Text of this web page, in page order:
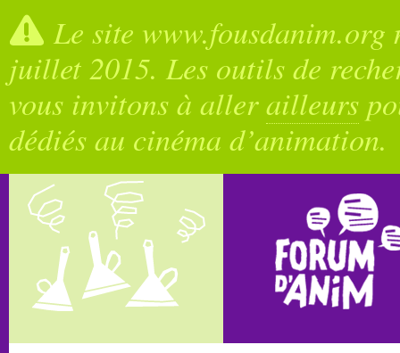
Le site
juillet 2015. Les outils de
vous invitons à allerailleurs
dédiés au cinéma d’animation.